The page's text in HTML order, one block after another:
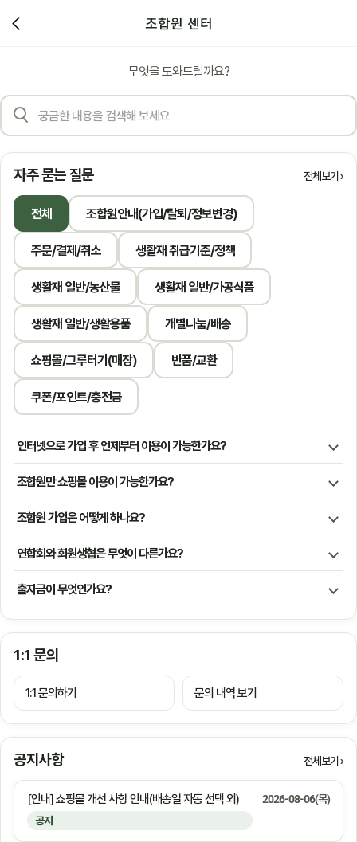
조합원 센터
무엇을 도와드릴까요?
자주 묻는 질문 전체보기
전체 조합원안내(가입/탈퇴/정보변경)
주문/결제/취소 생활재 취급기준/정책
생활재 일반/농산물 생활재 일반/가공식품
생활재 일반/생활용품 개별나눔/배송
쇼핑몰/그루터기(매장) 반품/교환
쿠폰/포인트/충전금
인터넷으로 가입 후 언제부터 이용이 가능한가요?
조합원만 쇼핑몰 이용이 가능한가요?
조합원 가입은 어떻게 하나요?
연합회와 회원생협은 무엇이 다른가요?
출자금이 무엇인가요?
1:1 문의
1:1 문의하기 문의 내역 보기
공지사항 전체보기
공지
[안내] 쇼핑몰 개선 사항 안내(배송일 자동 선택 외) 2026-08-06(목)